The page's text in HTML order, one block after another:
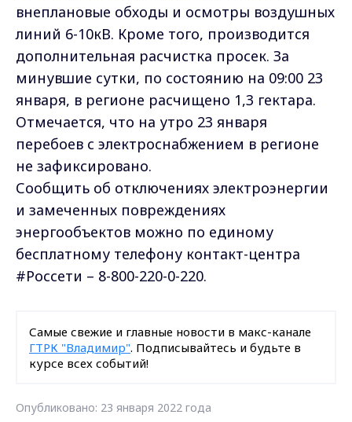
внеплановые обходы и осмотры воздушных
линий 6-10кВ. Кроме того, производится
дополнительная расчистка просек. За
минувшие сутки, по состоянию на 09:00 23
января, в регионе расчищено 1,3 гектара.
Отмечается, что на утро 23 января
перебоев с электроснабжением в регионе
не зафиксировано.
Сообщить об отключениях электроэнергии
и замеченных повреждениях
энергообъектов можно по единому
бесплатному телефону контакт-центра
#Россети – 8-800-220-0-220.
Самые свежие и главные новости в макс-канале
ГТРК "Владимир". Подписывайтесь и будьте в
курсе всех событий!
Опубликовано: 23 января 2022 года